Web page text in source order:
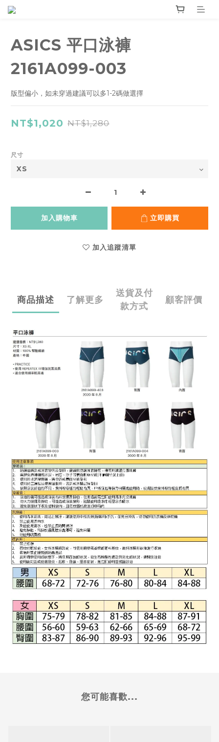
ASICS 平口泳褲
2161A099-003
版型偏小，如未穿過建議可以多1-2碼做選擇
NT$1,020 NT$1,280
尺寸
加入購物車 立即購買
加入追蹤清單
商品描述 了解更多
送貨及付
款方式
顧客評價
您可能喜歡...